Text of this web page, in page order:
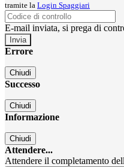
tramite la Login Spaggiari
E-mail inviata, si prega di
Errore
Chiudi
Successo
Chiudi
Informazione
Chiudi
Attendere...
Attendere il completamento